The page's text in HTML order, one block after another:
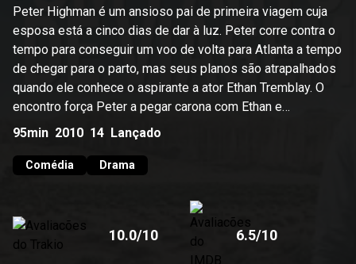
Peter Highman é um ansioso pai de primeira viagem cuja
esposa está a cinco dias de dar à luz. Peter corre contra o
tempo para conseguir um voo de volta para Atlanta a tempo
de chegar para o parto, mas seus planos são atrapalhados
quando ele conhece o aspirante a ator Ethan Tremblay. O
encontro força Peter a pegar carona com Ethan e
atravessar o país.
95min 2010 14 Lançado
Comédia Drama
10.0/10 6.5/10